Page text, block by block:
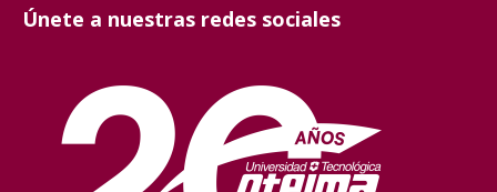
Únete a nuestras redes sociales